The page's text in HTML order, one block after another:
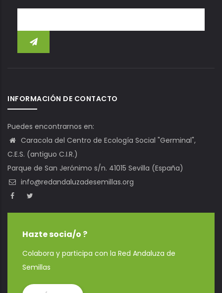
INFORMACIÓN DE CONTACTO
Puedes encontrarnos en:
Caracola del Centro de Ecología Social "Germinal",
C.E.S. (antiguo C.I.R.)
Parque de San Jerónimo s/n. 41015 Sevilla (España)
info@redandaluzadesemillas.org
Hazte socia/o ?
Colabora y participa con la Red Andaluza de
Semillas